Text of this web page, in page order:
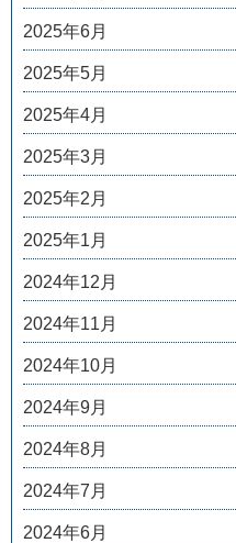
2025年6月
2025年5月
2025年4月
2025年3月
2025年2月
2025年1月
2024年12月
2024年11月
2024年10月
2024年9月
2024年8月
2024年7月
2024年6月